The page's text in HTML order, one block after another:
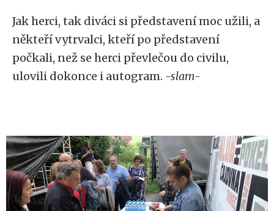
Jak herci, tak diváci si představení moc užili, a
někteří vytrvalci, kteří po představení
počkali, než se herci převlečou do civilu,
ulovili dokonce i autogram. -slam-